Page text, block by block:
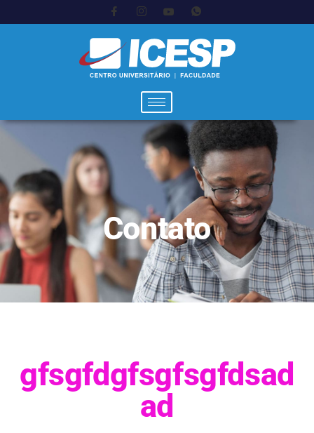
Contato
gfsgfdgfsgfsgfdsad
ad